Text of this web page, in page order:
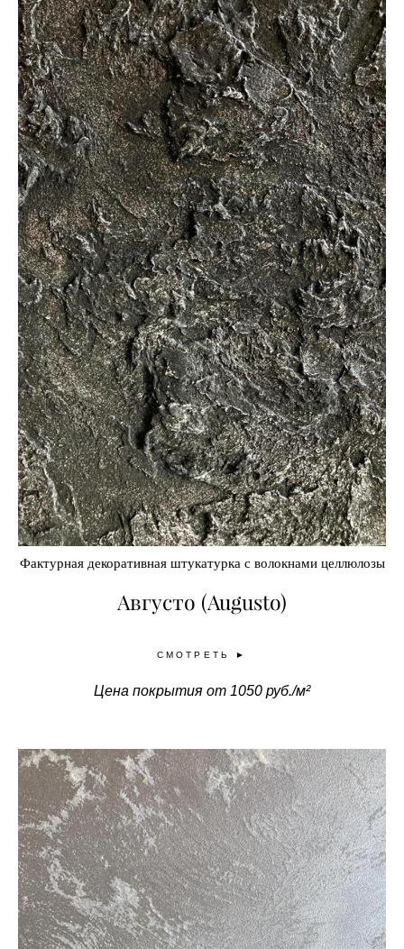
Фактурная декоративная штукатурка с волокнами целлюлозы
Августо (Augusto)
СМОТРЕТЬ ►
Цена покрытия от 1050 руб./м²